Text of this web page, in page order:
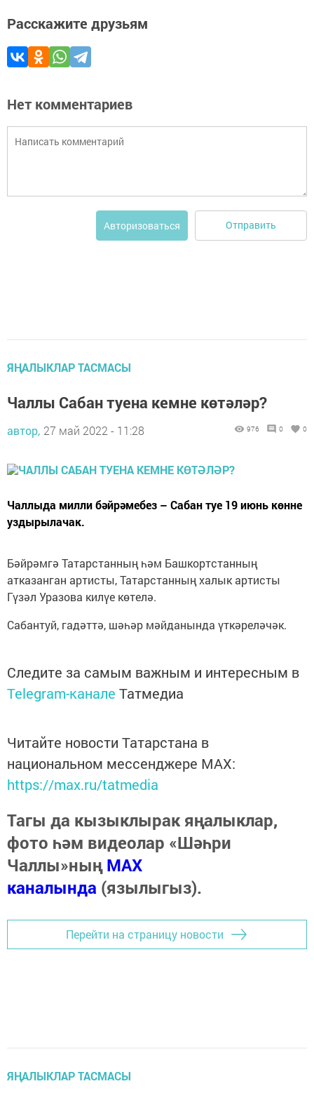
Расскажите друзьям
Нет комментариев
Авторизоваться Отправить
ЯҢАЛЫКЛАР ТАСМАСЫ
Чаллы Сабан туена кемне көтәләр?
автор, 27 май 2022 - 11:28 976 0 0
Чаллыда милли бәйрәмебез – Сабан туе 19 июнь көнне
уздырылачак.
Бәйрәмгә Татарстанның һәм Башкортстанның
атказанган артисты, Татарстанның халык артисты
Гүзәл Уразова килүе көтелә.
Сабантуй, гадәттә, шәһәр мәйданында үткәреләчәк.
Следите за самым важным и интересным в
Telegram-канале Татмедиа
Читайте новости Татарстана в
национальном мессенджере MАХ:
https://max.ru/tatmedia
Тагы да кызыклырак яңалыклар,
фото һәм видеолар «Шәһри
Чаллы»ныңMAX
каналында (язылыгыз).
Перейти на страницу новости
ЯҢАЛЫКЛАР ТАСМАСЫ